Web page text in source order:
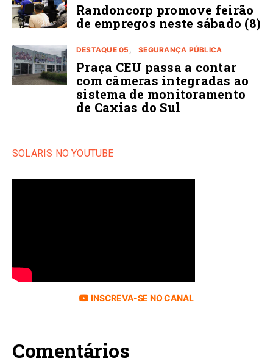
Randoncorp promove feirão
de empregos neste sábado (8)
DESTAQUE 05 SEGURANÇA PÚBLICA
Praça CEU passa a contar
com câmeras integradas ao
sistema de monitoramento
de Caxias do Sul
SOLARIS NO YOUTUBE
INSCREVA-SE NO CANAL
Comentários